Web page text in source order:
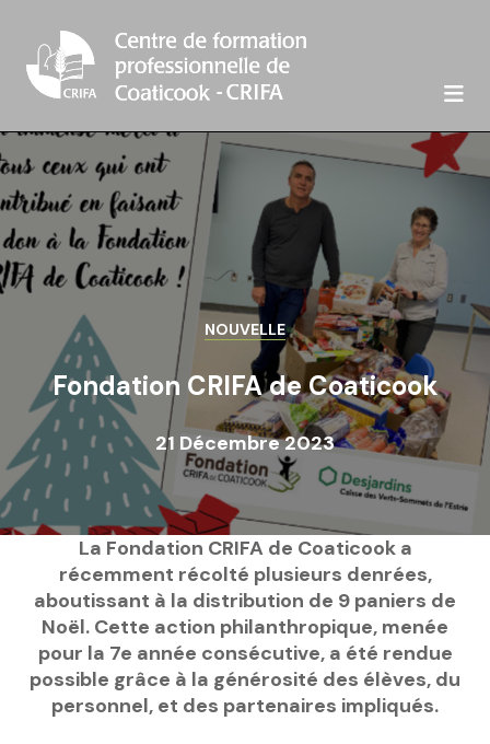

NOUVELLE
Fondation CRIFA de Coaticook
21 Décembre 2023
La Fondation CRIFA de Coaticook a
récemment récolté plusieurs denrées,
aboutissant à la distribution de 9 paniers de
Noël. Cette action philanthropique, menée
pour la 7e année consécutive, a été rendue
possible grâce à la générosité des élèves, du
personnel, et des partenaires impliqués.